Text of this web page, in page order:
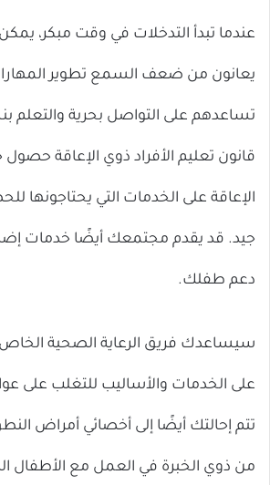
عندما تبدأ التدخلات في وقت مبكر،
يعانون من ضعف السمع تطوير المهارات
تساعدهم على التواصل بحرية
قانون تعليم الأفراد ذوي الإعاقة
الإعاقة على الخدمات التي يحتاجونها
جيد. قد يقدم مجتمعك أيضًا خدمات
دعم طفلك.
سيساعدك فريق الرعاية الصحية
على الخدمات والأساليب للتغلب على
تتم إحالتك أيضًا إلى أخصائي أمراض
من ذوي الخبرة في العمل مع الأطفال